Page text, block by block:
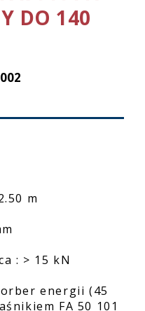
DO 140
m
: > 15 kN
energii (45
FA 50 101